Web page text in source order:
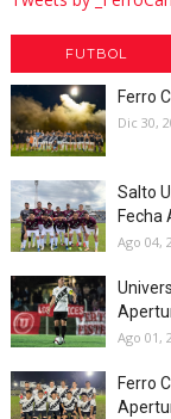
FUTBOL
Ferro
Dic 30,
Salto
Fecha
Ago 04,
Ago 01,
Ferro